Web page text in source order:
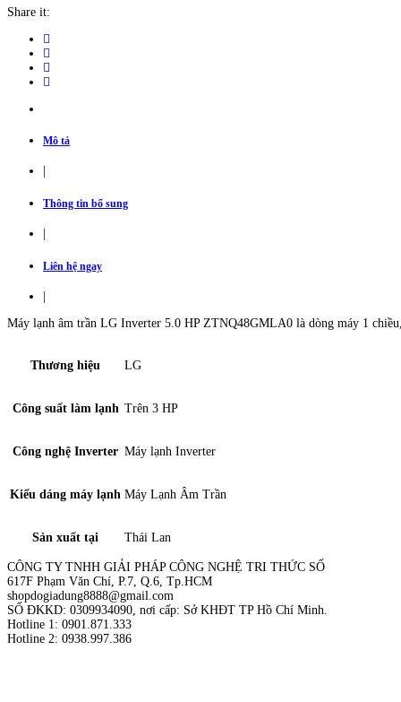
Inverter
ZTNQ48GMLA0
Share it:
Mô tả
Thông tin bổ sung
Liên hệ ngay
Máy lạnh âm trần LG Inverter 5.0 HP ZTNQ48GMLA0 là dòng máy 1
Thương hiệu LG
Công suất làm lạnh Trên 3 HP
Công nghệ Inverter Máy lạnh Inverter
Kiểu dáng máy lạnh Máy Lạnh Âm Trần
Sản xuất tại Thái Lan
CÔNG TY TNHH GIẢI PHÁP CÔNG NGHỆ TRI THỨC SỐ
617F Phạm Văn Chí, P.7, Q.6, Tp.HCM
shopdogiadung8888@gmail.com
SỐ ĐKKD: 0309934090, nơi cấp: Sở KHĐT TP Hồ Chí Minh.
Hotline 1: 0901.871.333
Hotline 2: 0938.997.386